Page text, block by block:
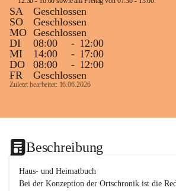
SA
Geschlossen
SO
Geschlossen
MO Geschlossen
DI
08:00 - 12:00
MI
14:00 - 17:00
DO
08:00 - 12:00
FR
Geschlossen
Zuletzt bearbeitet: 16.06.2026
Beschreibung
Haus- und Heimatbuch
Bei der Konzeption der Ortschronik ist die